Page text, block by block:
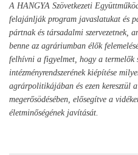
A HANGYA Szövetkezeti
felajánlják program javaslatukat és
pártnak és társadalmi szervezetnek,
benne az agráriumban élők
felhívni a figyelmet, hogy a termelők
intézményrendszerének kiépítése
agrárpolitikájában és ezen keresztül
megerősödésében, elősegítve a
életminőségének javítását.